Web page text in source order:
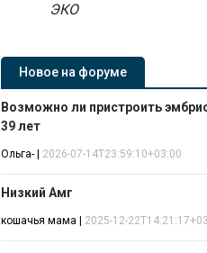
ЭКО
Новое на форуме
Возможно ли пристроить
39 лет
Ольга- 2026-07-14T23:59:10+03:00
Низкий Амг
кошачья мама 2025-12-